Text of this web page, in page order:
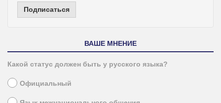
Подписаться
ВАШЕ МНЕНИЕ
Какой статус должен быть у русского языка?
Официальный